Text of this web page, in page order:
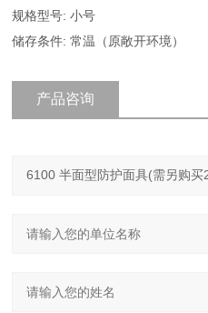
规格型号: 小号
储存条件: 常温（原敞开环境）
产品咨询